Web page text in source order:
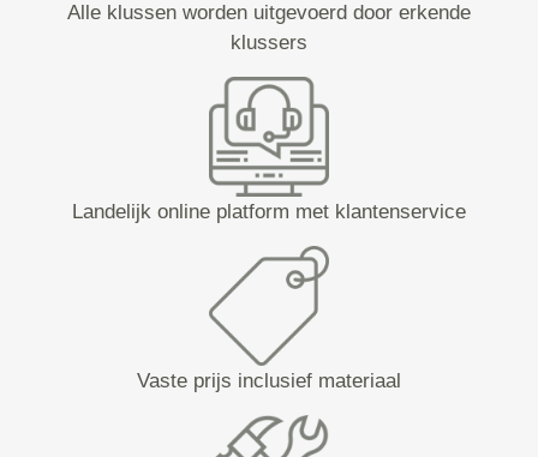
Alle klussen worden uitgevoerd door erkende
klussers
Landelijk online platform met klantenservice
Vaste prijs inclusief materiaal